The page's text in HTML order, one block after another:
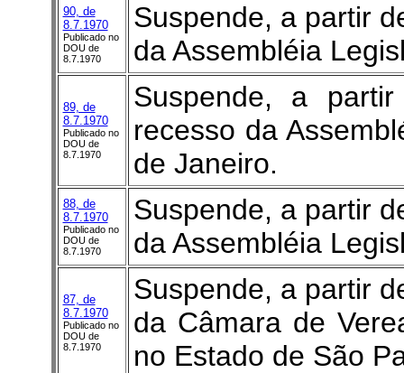
90, de
8.7.1970
Publicado no
DOU de
8.7.1970
Suspende, a partir
da Assembléia
89, de
8.7.1970
Publicado no
DOU de
8.7.1970
Suspende, a
recesso da
de Janeiro.
88, de
8.7.1970
Publicado no
DOU de
8.7.1970
Suspende, a partir
da Assembléia
87, de
8.7.1970
Publicado no
DOU de
8.7.1970
Suspende, a partir
da Câmara de
no Estado de São